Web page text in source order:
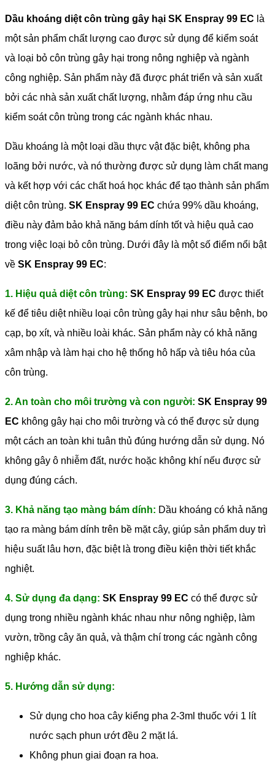
Dầu khoáng diệt côn trùng gây hại SK Enspray 99 EC là
một sản phẩm chất lượng cao được sử dụng để kiểm soát
và loại bỏ côn trùng gây hại trong nông nghiệp và ngành
công nghiệp. Sản phẩm này đã được phát triển và sản xuất
bởi các nhà sản xuất chất lượng, nhằm đáp ứng nhu cầu
kiểm soát côn trùng trong các ngành khác nhau.
Dầu khoáng là một loại dầu thực vật đặc biệt, không pha
loãng bởi nước, và nó thường được sử dụng làm chất mang
và kết hợp với các chất hoá học khác để tạo thành sản phẩm
diệt côn trùng. SK Enspray 99 EC chứa 99% dầu khoáng,
điều này đảm bảo khả năng bám dính tốt và hiệu quả cao
trong việc loại bỏ côn trùng. Dưới đây là một số điểm nổi bật
về SK Enspray 99 EC:
1. Hiệu quả diệt côn trùng: SK Enspray 99 EC được thiết
kế để tiêu diệt nhiều loại côn trùng gây hại như sâu bệnh, bọ
cạp, bọ xít, và nhiều loài khác. Sản phẩm này có khả năng
xâm nhập và làm hại cho hệ thống hô hấp và tiêu hóa của
côn trùng.
2. An toàn cho môi trường và con người: SK Enspray 99
EC không gây hại cho môi trường và có thể được sử dụng
một cách an toàn khi tuân thủ đúng hướng dẫn sử dụng. Nó
không gây ô nhiễm đất, nước hoặc không khí nếu được sử
dụng đúng cách.
3. Khả năng tạo màng bám dính: Dầu khoáng có khả năng
tạo ra màng bám dính trên bề mặt cây, giúp sản phẩm duy trì
hiệu suất lâu hơn, đặc biệt là trong điều kiện thời tiết khắc
nghiệt.
4. Sử dụng đa dạng: SK Enspray 99 EC có thể được sử
dụng trong nhiều ngành khác nhau như nông nghiệp, làm
vườn, trồng cây ăn quả, và thậm chí trong các ngành công
nghiệp khác.
5. Hướng dẫn sử dụng:
Sử dụng cho hoa cây kiểng pha 2-3ml thuốc với 1 lít
nước sạch phun ướt đều 2 mặt lá.
Không phun giai đoạn ra hoa.